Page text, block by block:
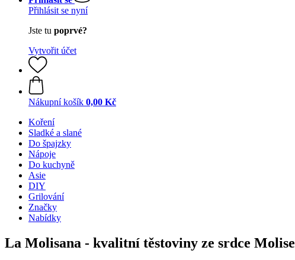
Přihlásit se nyní
Jste tu poprvé?
Vytvořit účet
Nákupní košík 0,00 Kč
Koření
Sladké a slané
Do špajzky
Nápoje
Do kuchyně
Asie
DIY
Grilování
Značky
Nabídky
La Molisana - kvalitní těstoviny ze srdce Molise